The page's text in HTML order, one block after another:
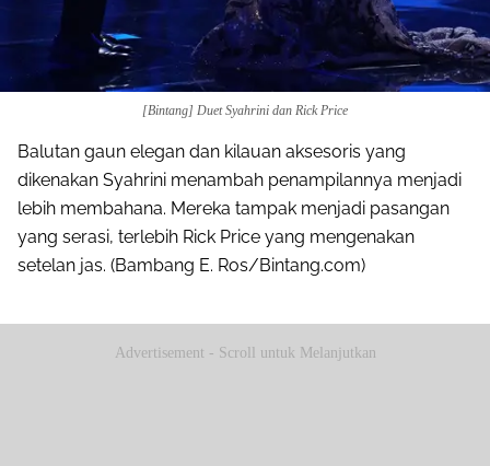
[Bintang] Duet Syahrini dan Rick Price
Balutan gaun elegan dan kilauan aksesoris yang
dikenakan Syahrini menambah penampilannya menjadi
lebih membahana. Mereka tampak menjadi pasangan
yang serasi, terlebih Rick Price yang mengenakan
setelan jas. (Bambang E. Ros/Bintang.com)
Advertisement - Scroll untuk Melanjutkan